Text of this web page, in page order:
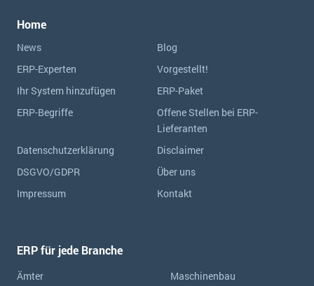
Home
News
Blog
ERP-Experten
Vorgestellt!
Ihr System hinzufügen
ERP-Paket
ERP-Begriffe
Offene Stellen bei ERP-
Lieferanten
Datenschutzerklärung
Disclaimer
DSGVO/GDPR
Über uns
Impressum
Kontakt
ERP für jede Branche
Ämter
Maschinenbau